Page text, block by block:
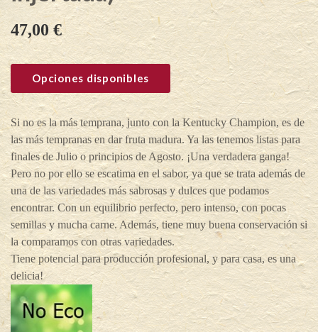
47,00€
Opciones disponibles
Si no es la más temprana, junto con la Kentucky Champion, es de
las más tempranas en dar fruta madura. Ya las tenemos listas para
finales de Julio o principios de Agosto. ¡Una verdadera ganga!
Pero no por ello se escatima en el sabor, ya que se trata además de
una de las variedades más sabrosas y dulces que podamos
encontrar. Con un equilibrio perfecto, pero intenso, con pocas
semillas y mucha carne. Además, tiene muy buena conservación si
la comparamos con otras variedades.
Tiene potencial para producción profesional, y para casa, es una
delicia!